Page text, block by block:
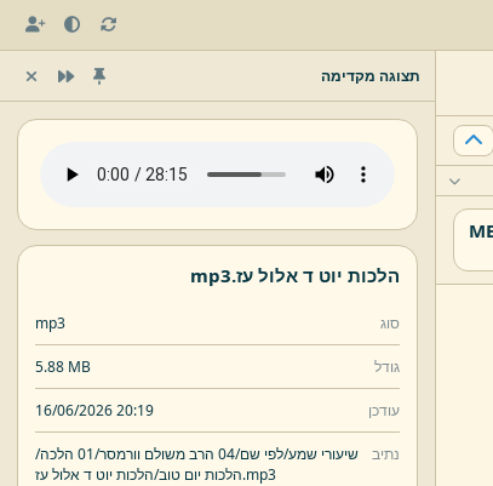
תצוגה מקדימה
הלכות יוט ד אלול עז.mp3
סוג mp3
גודל 5.88 MB
עודכן 16/06/2026 20:19
נתיב שיעורי שמע/לפי שם/04 הרב משולם וורמסר/
01 הלכה/
הלכות יום טוב/הלכות יוט ד אלול עז.mp3